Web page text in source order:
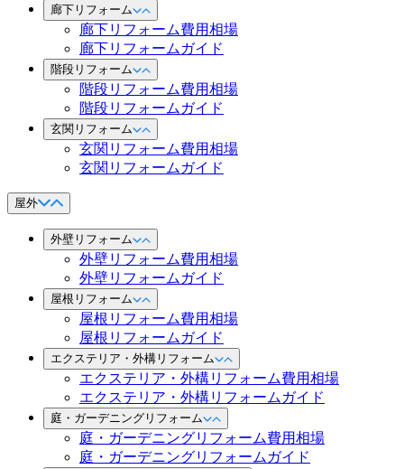
廊下リフォーム
廊下リフォーム費用相場
廊下リフォームガイド
階段リフォーム
階段リフォーム費用相場
階段リフォームガイド
玄関リフォーム
玄関リフォーム費用相場
玄関リフォームガイド
屋外
外壁リフォーム
外壁リフォーム費用相場
外壁リフォームガイド
屋根リフォーム
屋根リフォーム費用相場
屋根リフォームガイド
エクステリア・外構リフォーム
エクステリア・外構リフォーム費用相場
エクステリア・外構リフォームガイド
庭・ガーデニングリフォーム
庭・ガーデニングリフォーム費用相場
庭・ガーデニングリフォームガイド